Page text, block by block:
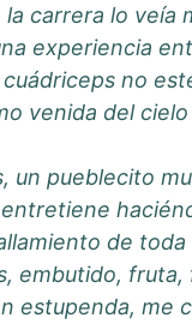
carrera lo veía
experiencia
no
venida del
un pueblecito
entretiene
de
embutido,
estupenda, me